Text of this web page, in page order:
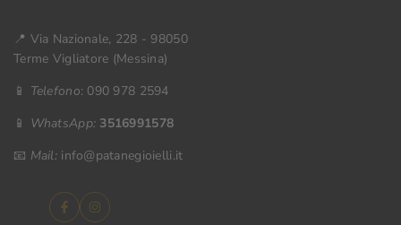
📍 Via Nazionale, 228 - 98050
Terme Vigliatore (Messina)
📱 Telefono: 090 978 2594
📱 WhatsApp: 3516991578
📧 Mail: info@patanegioielli.it
FacebookInstagram